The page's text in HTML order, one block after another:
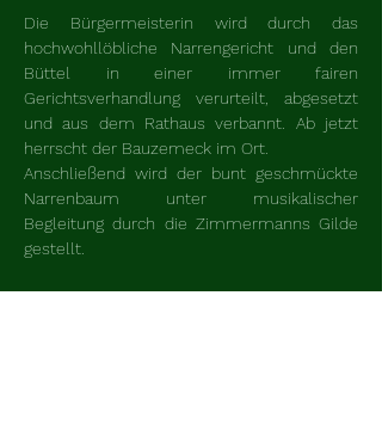
Die Bürgermeisterin wird durch das
hochwohllöbliche Narrengericht und den
Büttel in einer immer fairen
Gerichtsverhandlung verurteilt, abgesetzt
und aus dem Rathaus verbannt. Ab jetzt
herrscht der Bauzemeck im Ort.
Anschließend wird der bunt geschmückte
Narrenbaum unter musikalischer
Begleitung durch die Zimmermanns Gilde
gestellt.